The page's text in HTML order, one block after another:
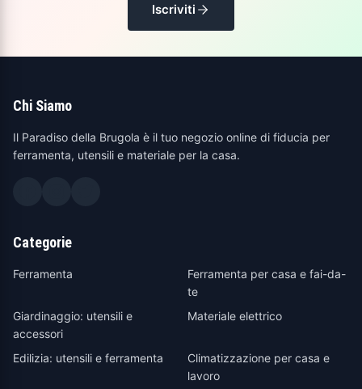
Iscriviti
Chi Siamo
Il Paradiso della Brugola è il tuo negozio online di fiducia per
ferramenta, utensili e materiale per la casa.
Categorie
Ferramenta
Ferramenta per casa e fai-da-
te
Giardinaggio: utensili e
accessori
Materiale elettrico
Edilizia: utensili e ferramenta
Climatizzazione per casa e
lavoro